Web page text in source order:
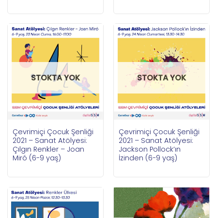
STOKTA YOK
Çevrimiçi Çocuk Şenliği
2021 – Sanat Atölyesi:
Çılgın Renkler – Joan
Miró (6-9 yaş)
STOKTA YOK
Çevrimiçi Çocuk Şenliği
2021 – Sanat Atölyesi:
Jackson Pollock’ın
İzinden (6-9 yaş)